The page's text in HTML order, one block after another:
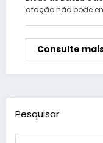
atação não pode
Consulte
Pesquisar